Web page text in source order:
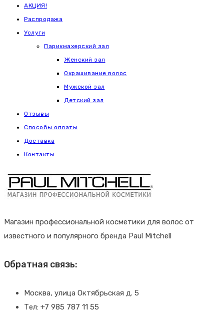
АКЦИЯ!
Распродажа
Услуги
Парикмахерский зал
Женский зал
Окрашивание волос
Мужской зал
Детский зал
Отзывы
Способы оплаты
Доставка
Контакты
Магазин профессиональной косметики для волос от
известного и популярного бренда Paul Mitchell
Обратная связь:
Москва, улица Октябрьская д. 5
Тел: +7 985 787 11 55